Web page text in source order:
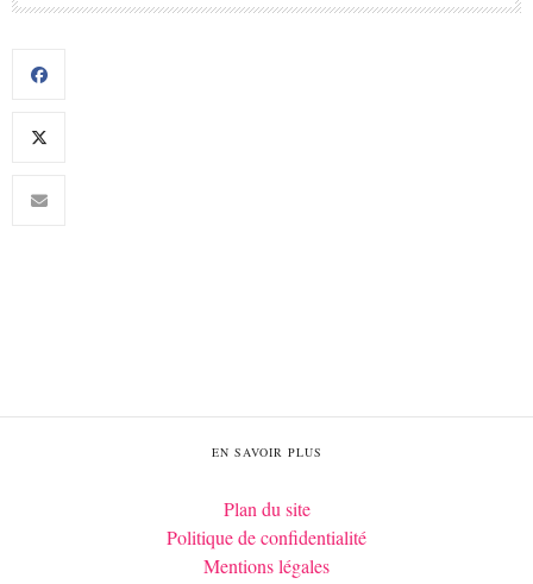
EN SAVOIR PLUS
Plan du site
Politique de confidentialité
Mentions légales